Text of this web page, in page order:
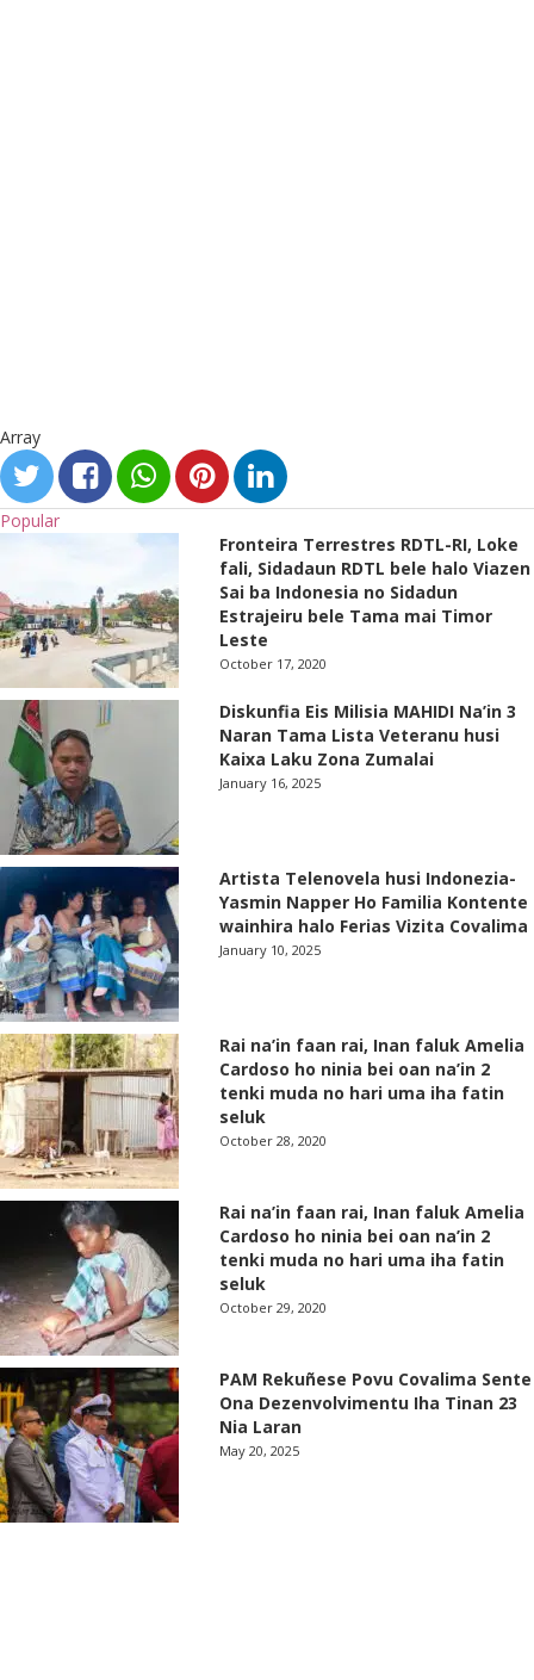
Array
Popular
Fronteira Terrestres RDTL-RI, Loke
fali, Sidadaun RDTL bele halo Viazen
Sai ba Indonesia no Sidadun
Estrajeiru bele Tama mai Timor
Leste
October 17, 2020
Diskunfia Eis Milisia MAHIDI Na’in 3
Naran Tama Lista Veteranu husi
Kaixa Laku Zona Zumalai
January 16, 2025
Artista Telenovela husi Indonezia-
Yasmin Napper Ho Familia Kontente
wainhira halo Ferias Vizita Covalima
January 10, 2025
Rai na’in faan rai, Inan faluk Amelia
Cardoso ho ninia bei oan na’in 2
tenki muda no hari uma iha fatin
seluk
October 28, 2020
Rai na’in faan rai, Inan faluk Amelia
Cardoso ho ninia bei oan na’in 2
tenki muda no hari uma iha fatin
seluk
October 29, 2020
PAM Rekuñese Povu Covalima Sente
Ona Dezenvolvimentu Iha Tinan 23
Nia Laran
May 20, 2025